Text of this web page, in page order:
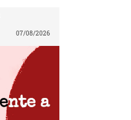
07/08/2026